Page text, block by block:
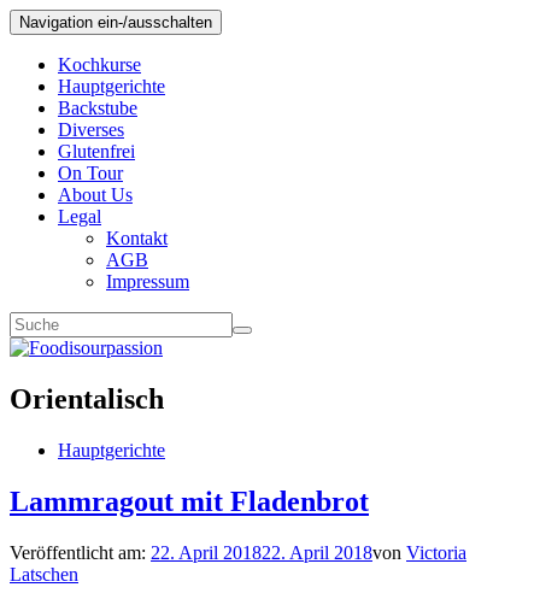
Navigation ein-/ausschalten
Kochkurse
Hauptgerichte
Backstube
Diverses
Glutenfrei
On Tour
About Us
Legal
Kontakt
AGB
Impressum
Orientalisch
Hauptgerichte
Lammragout mit Fladenbrot
Veröffentlicht am: 22. April 201822. April 2018von Victoria
Latschen